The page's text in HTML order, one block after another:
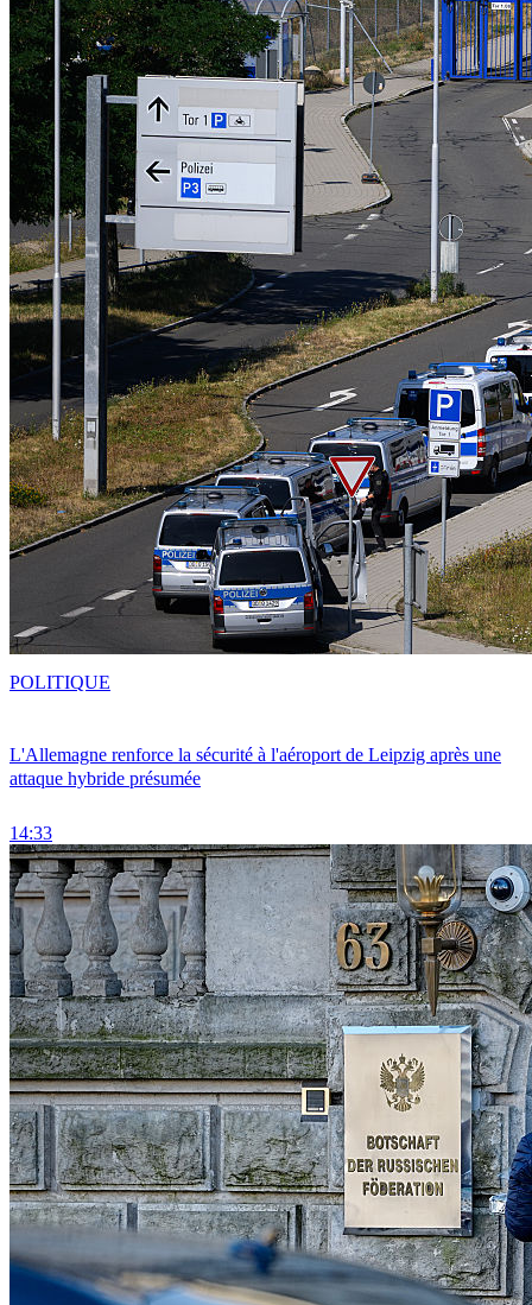
L'Allemagne renforce la sécurité à l'aéroport de Leipzig après une
attaque hybride présumée
14:33
POLITIQUE